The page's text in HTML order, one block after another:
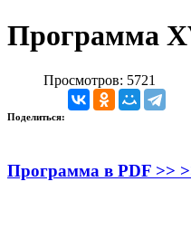
Программа
Просмотров: 5721
Поделиться:
Программа в PDF >>